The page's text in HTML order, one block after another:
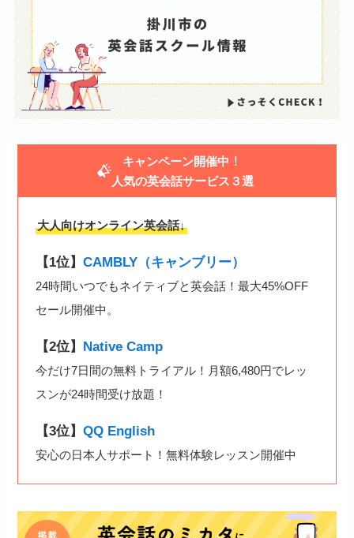
キャンペーン開催中 ！
人気の英会話サービス３選
大人向けオンライン英会話↓
【1位】 CAMBLY（キャンブリー）
24時間いつでもネイティブと英会話！最大45%OFF
セール開催中。
【2位】 Native Camp
今だけ7日間の無料トライアル！月額6,480円でレッ
スンが24時間受け放題！
【3位】 QQ English
安心の日本人サポート！無料体験レッスン開催中